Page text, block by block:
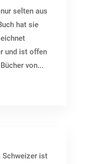
selten aus
hat sie
und ist offen
von...
Schweizer ist